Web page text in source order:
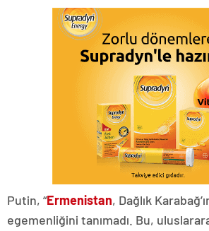
Putin, “Ermenistan, Dağlık
egemenliğini tanımadı. Bu,